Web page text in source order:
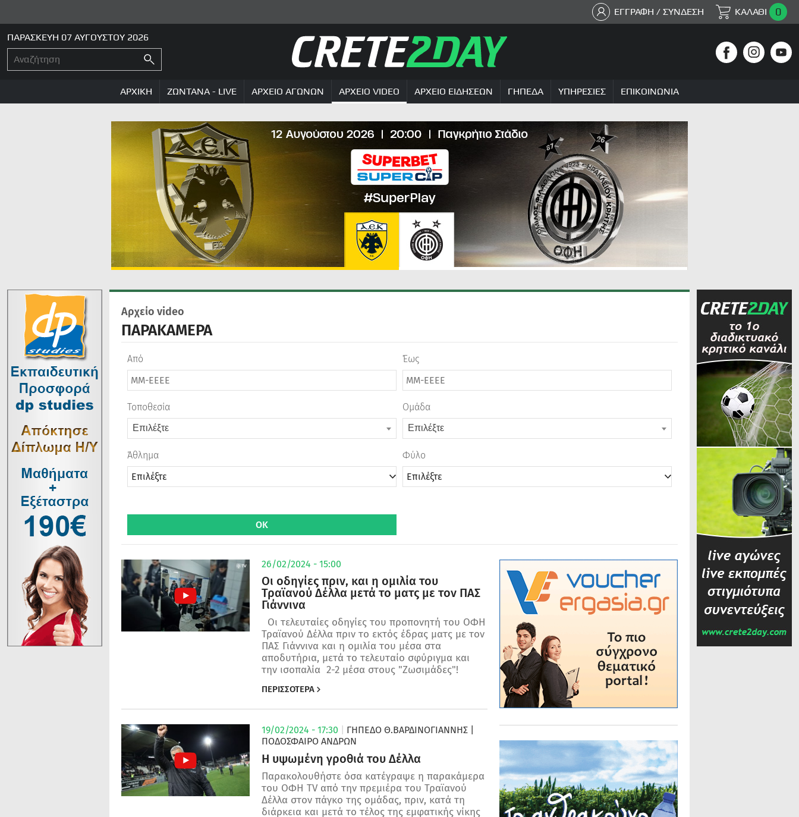
ΕΓΓΡΑΦΗ / ΣΥΝΔΕΣΗ ΚΑΛΑΘΙ 0
ΠΑΡΑΣΚΕΥΗ 07 ΑΥΓΟΥΣΤΟΥ 2026
ΑΡΧΙΚΗ ΖΩΝΤΑΝΑ - LIVE ΑΡΧΕΙΟ ΑΓΩΝΩΝ ΑΡΧΕΙΟ VIDEO ΑΡΧΕΙΟ ΕΙΔΗΣΕΩΝ ΓΗΠΕΔΑ ΥΠΗΡΕΣΙΕΣ ΕΠΙΚΟΙΝΩΝΙΑ
Αρχείο video
ΠΑΡΑΚΑΜΕΡΑ
Από Έως
Τοποθεσία
Επιλέξτε
Ομάδα
Επιλέξτε
Άθλημα Φύλο
26/02/2024 - 15:00
Οι οδηγίες πριν, και η ομιλία του
Τραϊανού Δέλλα μετά το ματς με τον ΠΑΣ
Γιάννινα
Οι τελευταίες οδηγίες του προπονητή του ΟΦΗ
Τραϊανού Δέλλα πριν το εκτός έδρας ματς με τον
ΠΑΣ Γιάννινα και η ομιλία του μέσα στα
αποδυτήρια, μετά το τελευταίο σφύριγμα και
την ισοπαλία 2-2 μέσα στους "Ζωσιμάδες"!
ΠΕΡΙΣΣΟΤΕΡΑ
19/02/2024 - 17:30 ΓΗΠΕΔΟ Θ.ΒΑΡΔΙΝΟΓΙΑΝΝΗΣ
ΠΟΔΌΣΦΑΙΡΟ ΑΝΔΡΏΝ
Η υψωμένη γροθιά του Δέλλα
Παρακολουθήστε όσα κατέγραψε η παρακάμερα
του ΟΦΗ TV από την πρεμιέρα του Τραϊανού
Δέλλα στον πάγκο της ομάδας, πριν, κατά τη
διάρκεια και μετά το τέλος της εμφατικής νίκης